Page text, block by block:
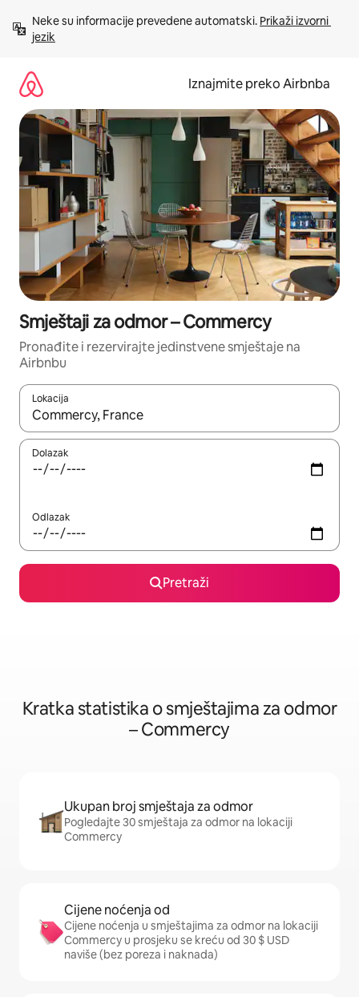
sadržaj
Neke su informacije prevedene automatski. Prikaži izvorni
jezik
Iznajmite preko Airbnba
Smještaji za odmor – Commercy
Pronađite i rezervirajte jedinstvene smještaje na
Airbnbu
Lokacija
Kada budu dostupni rezultati, moći ćete ih pregledati
Dolazak
Odlazak
Pretraži
Kratka statistika o smještajima za odmor
– Commercy
Ukupan broj smještaja za odmor
Pogledajte 30 smještaja za odmor na lokaciji
Commercy
Cijene noćenja od
Cijene noćenja u smještajima za odmor na lokaciji
Commercy u prosjeku se kreću od 30 $ USD
naviše (bez poreza i naknada)